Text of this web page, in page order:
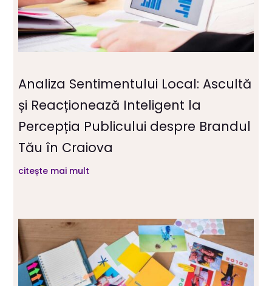
Analiza Sentimentului Local: Ascultă
și Reacționează Inteligent la
Percepția Publicului despre Brandul
Tău în Craiova
citește mai mult